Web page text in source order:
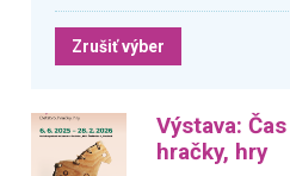
Zrušiť výber
Výstava:
hračky, hry